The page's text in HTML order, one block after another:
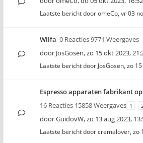
Laatste bericht dooromeCo, vr 03
Wilfa 0 Reacties 9771 Weergaves
door JosGosen,zo 15 okt 2023,
Laatste bericht door JosGosen, zo
Espresso apparaten fabrikant
16 Reacties 15858 Weergaves 1
doorGuidovW,zo 13 aug 2023,
Laatste bericht doorcremalover, zo